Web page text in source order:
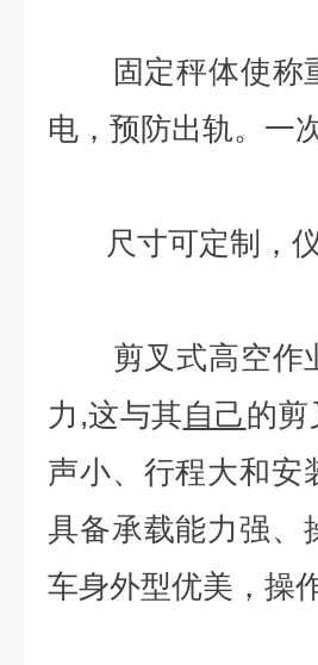
固定秤体使称重
电，预防出轨。一
尺寸可定制，仪
剪叉式高空作业
力,这与其自己的
声小、行程大和安
具备承载能力强、
车身外型优美，操